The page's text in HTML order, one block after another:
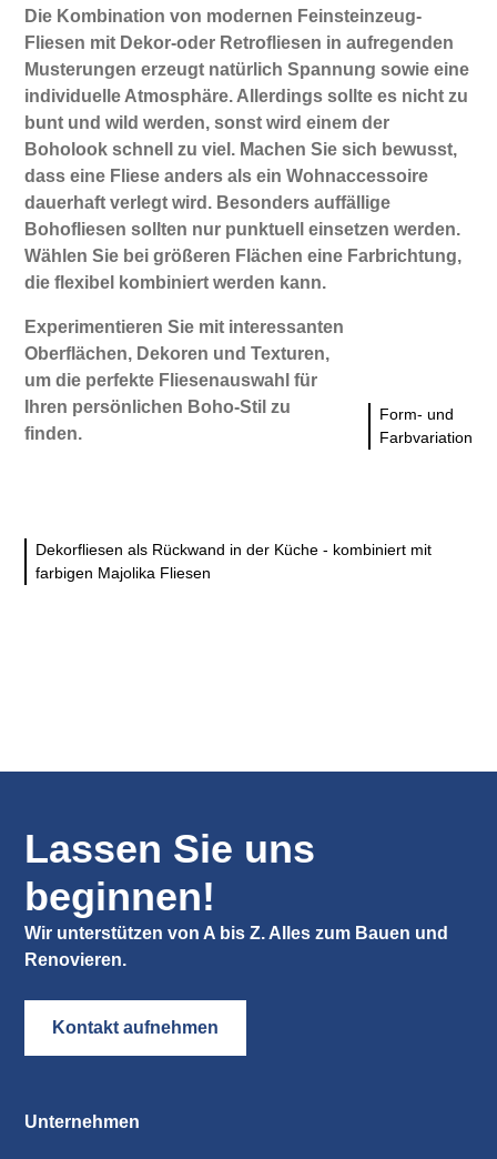
Die Kombination von modernen Feinsteinzeug-
Fliesen mit Dekor-oder Retrofliesen in aufregenden
Musterungen erzeugt natürlich Spannung sowie eine
individuelle Atmosphäre. Allerdings sollte es nicht zu
bunt und wild werden, sonst wird einem der
Boholook schnell zu viel. Machen Sie sich bewusst,
dass eine Fliese anders als ein Wohnaccessoire
dauerhaft verlegt wird. Besonders auffällige
Bohofliesen sollten nur punktuell einsetzen werden.
Wählen Sie bei größeren Flächen eine Farbrichtung,
die flexibel kombiniert werden kann.
Form- und
Farbvariation
Experimentieren Sie mit interessanten
Oberflächen, Dekoren und Texturen,
um die perfekte Fliesenauswahl für
Ihren persönlichen Boho-Stil zu
finden.
Dekorfliesen als Rückwand in der Küche - kombiniert mit
farbigen Majolika Fliesen
Lassen Sie uns
beginnen!
Wir unterstützen von A bis Z. Alles zum Bauen und
Renovieren.
Kontakt aufnehmen
Unternehmen